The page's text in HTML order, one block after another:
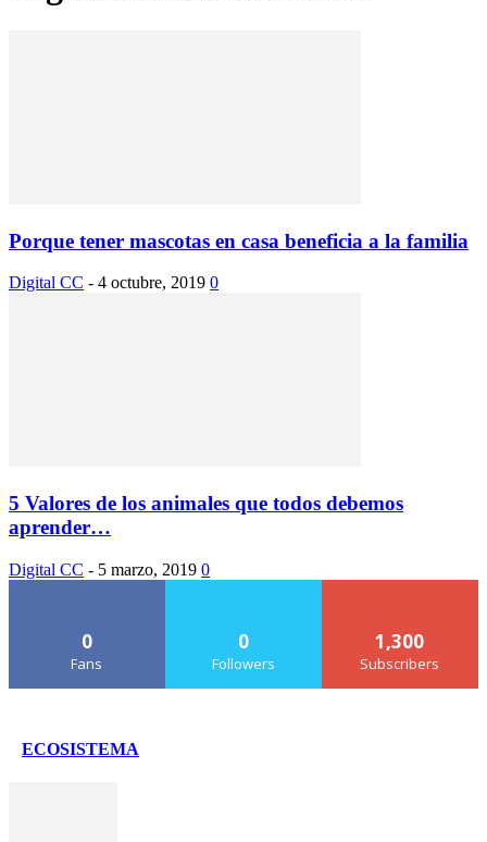
Porque tener mascotas en casa beneficia a la familia
Digital CC - 4 octubre, 2019 0
5 Valores de los animales que todos debemos
aprender…
Digital CC - 5 marzo, 2019 0
0
Fans
0
Followers
1,300
Subscribers
ECOSISTEMA